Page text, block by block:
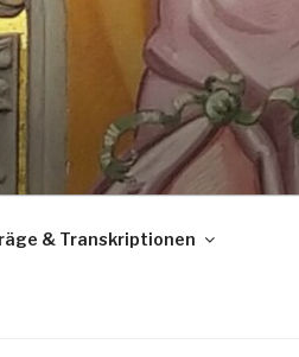
& Transkriptionen